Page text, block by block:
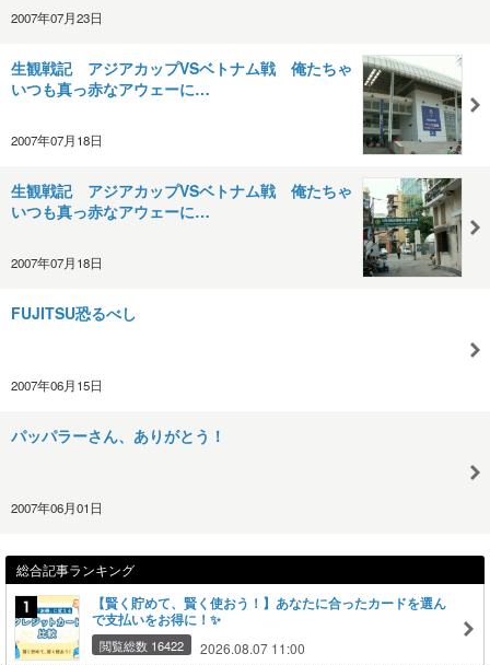
2007年07月23日
生観戦記 アジアカップVSベトナム戦 俺たちゃ
いつも真っ赤なアウェーに…
2007年07月18日
生観戦記 アジアカップVSベトナム戦 俺たちゃ
いつも真っ赤なアウェーに…
2007年07月18日
FUJITSU恐るべし
2007年06月15日
パッパラーさん、ありがとう！
2007年06月01日
総合記事ランキング
【賢く貯めて、賢く使おう！】あなたに合ったカードを選ん
で支払いをお得に！✨
閲覧総数 16422 2026.08.07 11:00